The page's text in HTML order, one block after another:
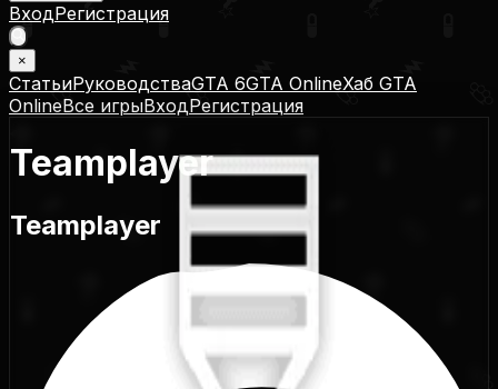
ВходРегистрация
×
СтатьиРуководстваGTA 6GTA OnlineХаб GTA
OnlineВсе игрыВходРегистрация
Teamplayer
Teamplayer